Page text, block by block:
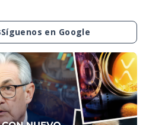
Síguenos en Google